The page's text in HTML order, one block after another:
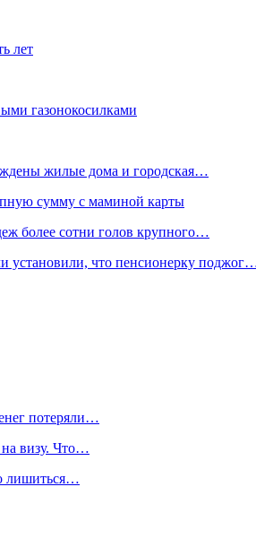
лет
газонокосилками
жилые дома и городская…
сумму с маминой карты
более сотни голов крупного…
установили, что пенсионерку
потеряли…
визу. Что…
лишиться…